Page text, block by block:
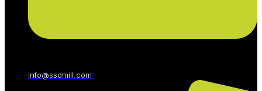
info@ssomill.com